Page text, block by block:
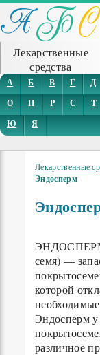
Лекарственные
средства
А Б В Г Д
О
П Р С Т
Ю
Я
Лекарственные
Эндосперм
семя) —
которой
Эндосперм
различное